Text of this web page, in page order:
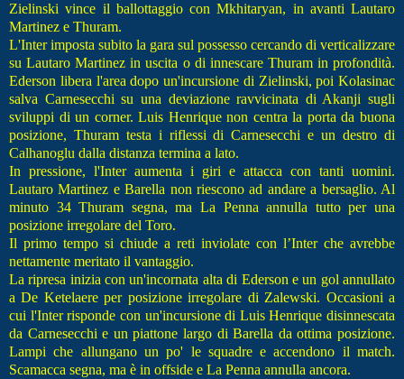
Zielinski vince il ballottaggio con Mkhitaryan, in avanti Lautaro
Martinez e Thuram.
L'Inter imposta subito la gara sul possesso cercando di verticalizzare
su Lautaro Martinez in uscita o di innescare Thuram in profondità.
Ederson libera l'area dopo un'incursione di Zielinski, poi Kolasinac
salva Carnesecchi su una deviazione ravvicinata di Akanji sugli
sviluppi di un corner. Luis Henrique non centra la porta da buona
posizione, Thuram testa i riflessi di Carnesecchi e un destro di
Calhanoglu dalla distanza termina a lato.
In pressione, l'Inter aumenta i giri e attacca con tanti uomini.
Lautaro Martinez e Barella non riescono ad andare a bersaglio. Al
minuto 34 Thuram segna, ma La Penna annulla tutto per una
posizione irregolare del Toro.
Il primo tempo si chiude a reti inviolate con l’Inter che avrebbe
nettamente meritato il vantaggio.
La ripresa inizia con un'incornata alta di Ederson e un gol annullato
a De Ketelaere per posizione irregolare di Zalewski. Occasioni a
cui l'Inter risponde con un'incursione di Luis Henrique disinnescata
da Carnesecchi e un piattone largo di Barella da ottima posizione.
Lampi che allungano un po' le squadre e accendono il match.
Scamacca segna, ma è in offside e La Penna annulla ancora.